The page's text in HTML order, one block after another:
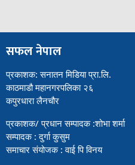
सफल नेपाल
प्रकाशक: सनातन मिडिया प्रा.लि.
काठमाडौ महानगरपलिका २६
कपुरधारा लैनचौर
प्रकाशक/ प्रधान सम्पादक :शोभा शर्मा
सम्पादक : दुर्गा कुसुम
समाचार संयोजक : वाई पि विनय